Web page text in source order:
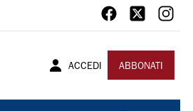
ACCEDI ABBONATI